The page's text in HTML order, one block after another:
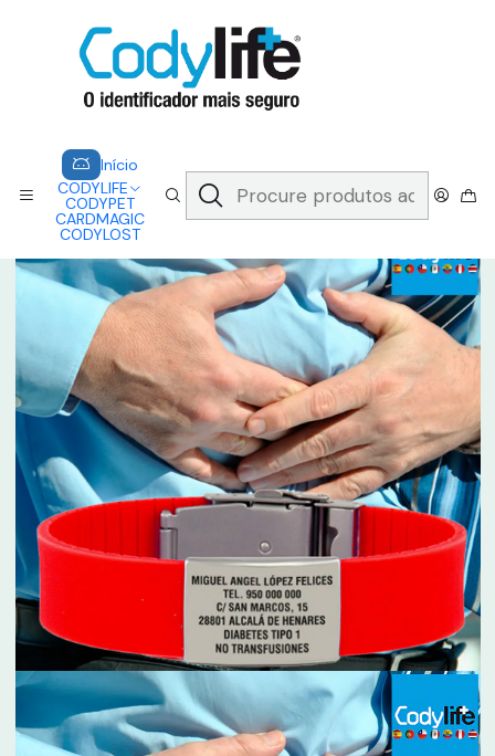
Início
CODYLIFE
CODYPET
CARDMAGIC
CODYLOST
A CODYLIFE PERMITE AOS SOCORRISTAS ACEDER
INSTANTANEAMENTE AOS SEUS DADOS ATRAVÉS DE UM QR CODE
Saber mais